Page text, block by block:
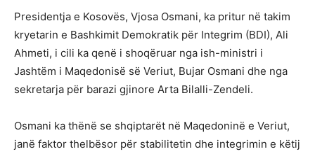
Presidentja e Kosovës, Vjosa Osmani, ka pritur në takim
kryetarin e Bashkimit Demokratik për Integrim (BDI), Ali
Ahmeti, i cili ka qenë i shoqëruar nga ish-ministri i
Jashtëm i Maqedonisë së Veriut, Bujar Osmani dhe nga
sekretarja për barazi gjinore Arta Bilalli-Zendeli.
Osmani ka thënë se shqiptarët në Maqedoninë e Veriut,
janë faktor thelbësor për stabilitetin dhe integrimin e këtij